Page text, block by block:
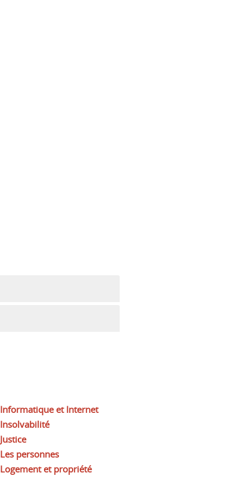
Informatique et Internet
Insolvabilité
Justice
Les personnes
Logement et propriété